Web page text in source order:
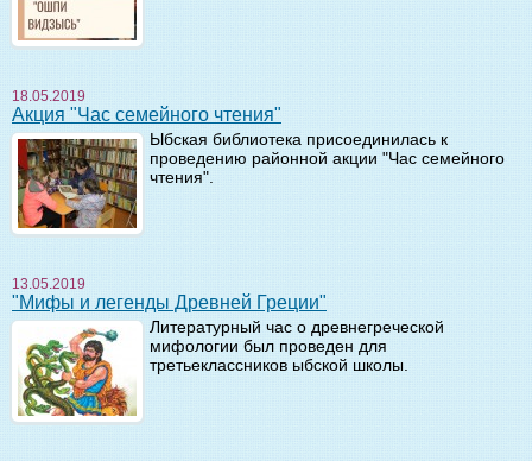
18.05.2019
Акция "Час семейного чтения"
Ыбская библиотека присоединилась к
проведению районной акции "Час семейного
чтения".
13.05.2019
"Мифы и легенды Древней Греции"
Литературный час о древнегреческой
мифологии был проведен для
третьеклассников ыбской школы.